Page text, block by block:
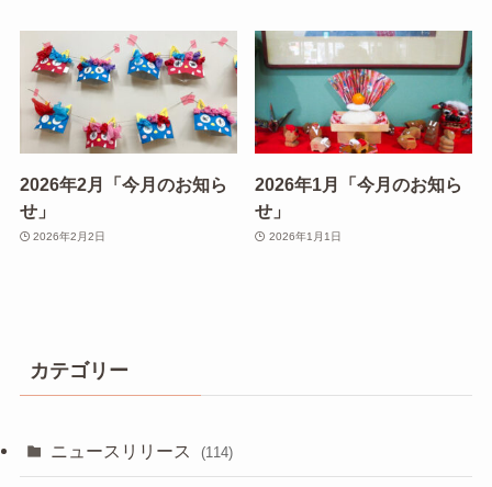
2026年2月「今月のお知ら
せ」
2026年2月2日
2026年1月「今月のお知ら
せ」
2026年1月1日
カテゴリー
ニュースリリース (114)